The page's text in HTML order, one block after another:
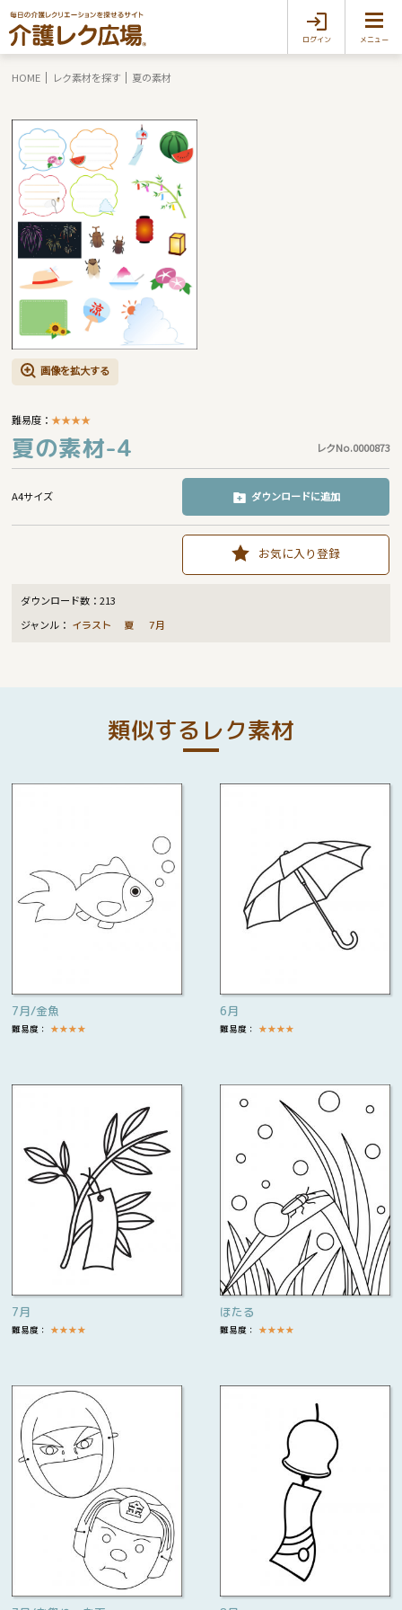
ログイン メニュー
HOME レク素材を探す 夏の素材
画像を拡大する
難易度：★★★★
夏の素材-4 レクNo.0000873
A4サイズ ダウンロードに追加
お気に入り登録
ダウンロード数：213
ジャンル： イラスト 夏 7月
類似するレク素材
7月/金魚
難易度： ★★★★
6月
難易度： ★★★★
7月
難易度： ★★★★
ほたる
難易度： ★★★★